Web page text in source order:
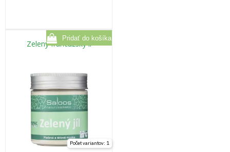
Zelený francúzsky íl
Počet variantov: 1